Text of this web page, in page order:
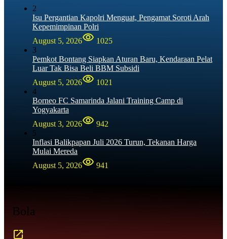
2
Isu Pergantian Kapolri Menguat, Pengamat Soroti Arah
Kepemimpinan Polri
August 5, 2026
1025
3
Pemkot Bontang Siapkan Aturan Baru, Kendaraan Pelat
Luar Tak Bisa Beli BBM Subsidi
August 5, 2026
1021
4
Borneo FC Samarinda Jalani Training Camp di
Yogyakarta
August 3, 2026
942
5
Inflasi Balikpapan Juli 2026 Turun, Tekanan Harga
Mulai Mereda
August 5, 2026
941
Bola